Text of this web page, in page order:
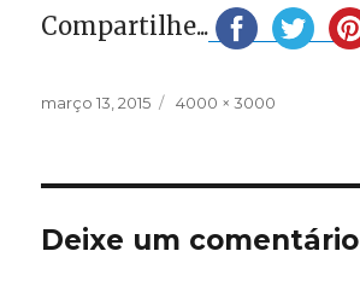
Compartilhe...
Publicado
março 13, 2015
Tamanho
4000 × 3000
Deixe um comentário